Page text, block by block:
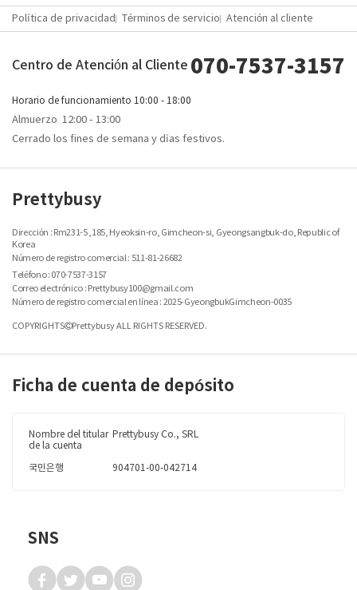
Política de privacidad Términos de servicio Atención al cliente
Centro de Atención al Cliente 070-7537-3157
Horario de funcionamiento 10:00 - 18:00
Almuerzo 12:00 - 13:00
Cerrado los fines de semana y días festivos.
Prettybusy
Dirección : Rm231-5 ,185, Hyeoksin-ro, Gimcheon-si, Gyeongsangbuk-do, Republic of
Korea
Número de registro comercial : 511-81-26682
Teléfono : 070-7537-3157
Correo electrónico : Prettybusy100@gmail.com
Número de registro comercial en línea : 2025-GyeongbukGimcheon-0035
COPYRIGHTS Prettybusy ALL RIGHTS RESERVED.
Ficha de cuenta de depósito
Nombre del titular
de la cuenta
Prettybusy Co., SRL
국민은행 904701-00-042714
SNS